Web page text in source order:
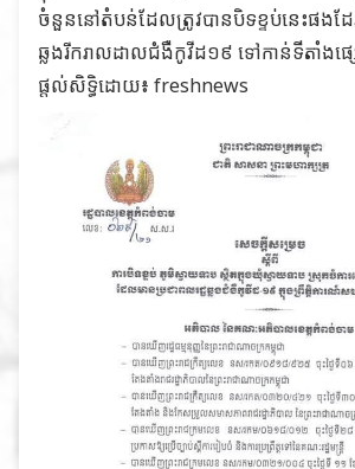
ចំនួននៅតំបន់ដែលត្រូវបានបិទខ្ទប់នេះផងដែរ
ឆ្លងរីករាលដាលជំងឺកូវីដ១៩ ទៅកាន់ទីតាំងផ្
ផ្តល់សិទ្ធិដោយ៖ freshnews